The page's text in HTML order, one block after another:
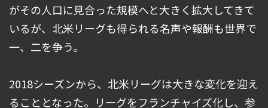
がその人口に見合った規模へと大きく拡大してきて
いるが、北米リーグも得られる名声や報酬も世界で
一、二を争う。
2018シーズンから、北米リーグは大きな変化を迎え
ることとなった。リーグをフランチャイズ化し、参